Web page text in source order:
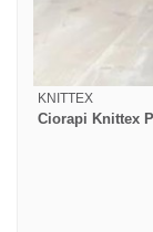
KNITTEX
Ciorapi Knittex